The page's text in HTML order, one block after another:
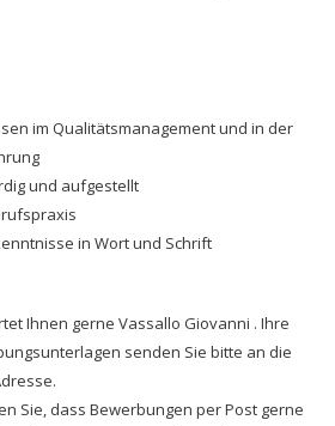
im Qualitätsmanagement und in der
und aufgestellt
in Wort und Schrift
Ihnen gerne Vassallo Giovanni . Ihre
senden Sie bitte an die
Sie, dass Bewerbungen per Post gerne